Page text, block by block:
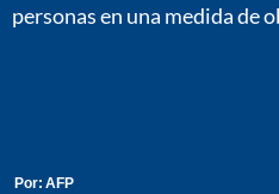
personas en una medida
Por: AFP